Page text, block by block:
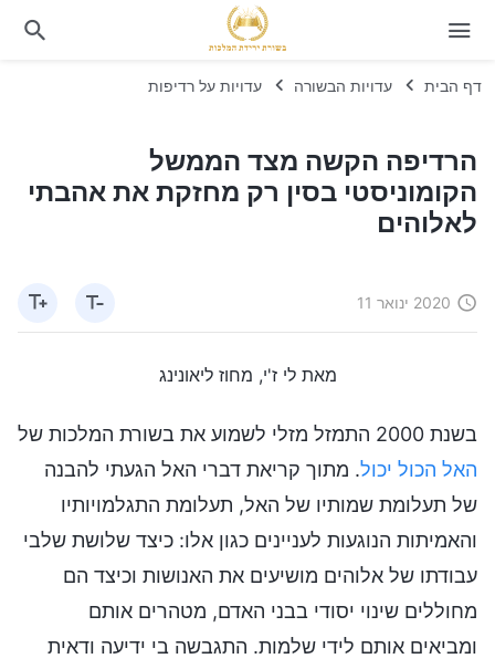
דף הבית עדויות הבשורה עדויות על רדיפות
הרדיפה הקשה מצד הממשל
הקומוניסטי בסין רק מחזקת את אהבתי
לאלוהים
2020 ינואר 11
מאת לי ז'י, מחוז ליאונינג
בשנת 2000 התמזל מזלי לשמוע את בשורת המלכות של
האל הכול יכול. מתוך קריאת דברי האל הגעתי להבנה
של תעלומת שמותיו של האל, תעלומת התגלמויותיו
והאמיתות הנוגעות לעניינים כגון אלו: כיצד שלושת שלבי
עבודתו של אלוהים מושיעים את האנושות וכיצד הם
מחוללים שינוי יסודי בבני האדם, מטהרים אותם
ומביאים אותם לידי שלמות. התגבשה בי ידיעה ודאית